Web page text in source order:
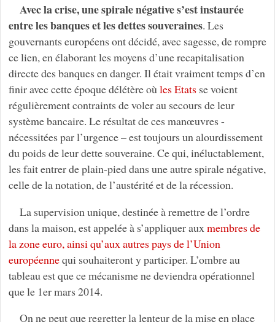
Avec la crise, une spirale négative s’est instaurée
entre les banques et les dettes souveraines. Les
gouvernants européens ont décidé, avec sagesse, de rompre
ce lien, en élaborant les moyens d’une recapitalisation
directe des banques en danger. Il était vraiment temps d’en
finir avec cette époque délétère où les Etatsse voient
régulièrement contraints de voler au secours de leur
système bancaire. Le résultat de ces manœuvres -
nécessitées par l’urgence – est toujours un alourdissement
du poids de leur dette souveraine. Ce qui, inéluctablement,
les fait entrer de plain-pied dans une autre spirale négative,
celle de la notation, de l’austérité et de la récession.
La supervision unique, destinée à remettre de l’ordre
dans la maison, est appelée à s’appliquer aux membres de
la zone euro, ainsi qu’aux autres pays de l’Union
européennequi souhaiteront y participer. L’ombre au
tableau est que ce mécanisme ne deviendra opérationnel
que le 1er mars 2014.
On ne peut que regretter la lenteur de la mise en place